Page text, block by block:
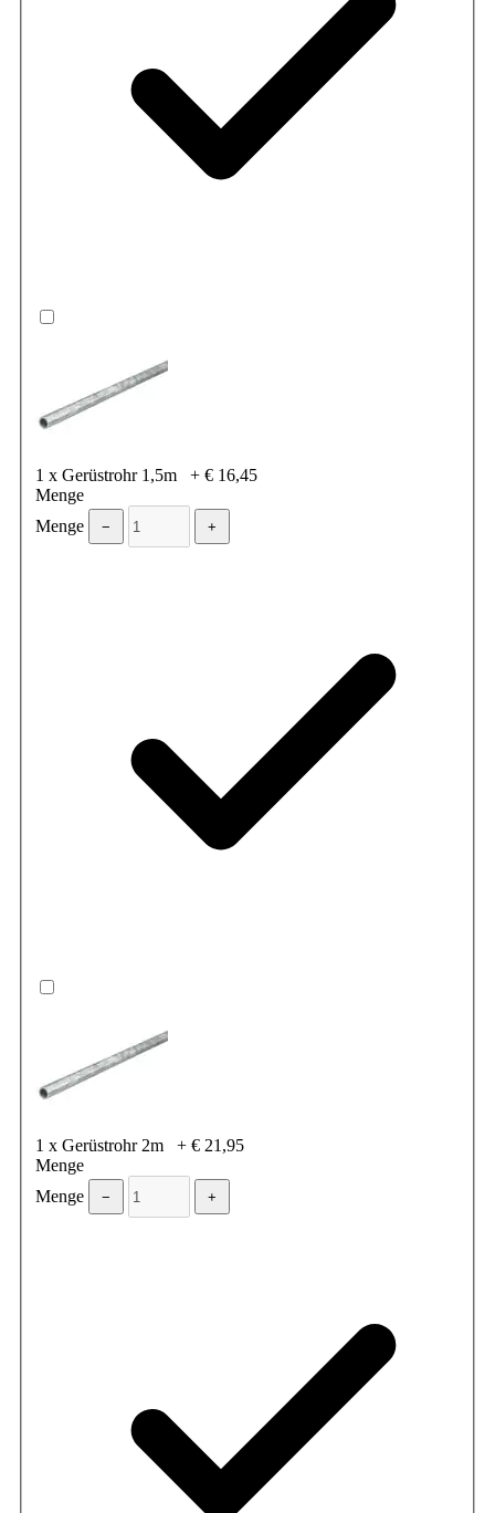
1 x Gerüstrohr 1,5m + € 16,45
Menge
Menge
− +
1 x Gerüstrohr 2m + € 21,95
Menge
Menge
− +